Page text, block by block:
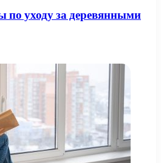
по уходу за деревянными